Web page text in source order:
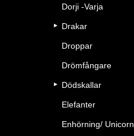
Dorji -Varja
Drakar
Droppar
Drömfångare
Dödskallar
Elefanter
Enhörning/ Unicorn